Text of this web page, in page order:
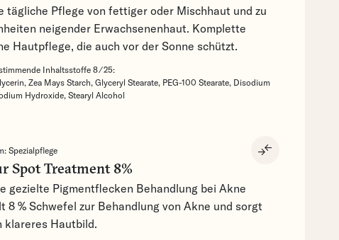
tägliche Pflege von fettiger oder Mischhaut und zu
neigender Erwachsenenhaut. Komplette
Hautpflege, die auch vor der Sonne schützt.
Inhaltsstoffe 8 ⁄ 25:
Zea Mays Starch, Glyceryl Stearate, PEG-100 Stearate, Disodium
Hydroxide, Stearyl Alcohol
compare_arrows
Spezialpflege
Spot Treatment 8%
gezielte Pigmentflecken Behandlung bei Akne
8 % Schwefel zur Behandlung von Akne und sorgt
klareres Hautbild.